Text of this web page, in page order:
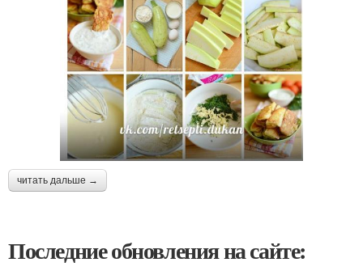
читать дальше →
Последние обновления на сайте: